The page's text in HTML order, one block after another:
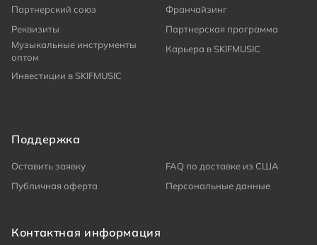
Партнерский союз
Франчайзинг
Реквизиты
Партнерская программа
Музыкальные инструменты
оптом
Карьера в SKIFMUSIC
Инвестиции в SKIFMUSIC
Поддержка
Оставить заявку
FAQ по доставке из США
Публичная оферта
Персональные данные
Контактная информация